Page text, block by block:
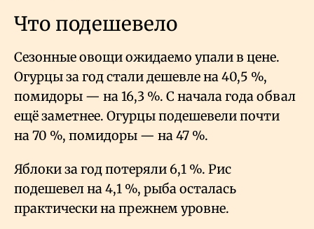
Что подешевело
Сезонные овощи ожидаемо упали в цене.
Огурцы за год стали дешевле на 40,5 %,
помидоры — на 16,3 %. С начала года обвал
ещё заметнее. Огурцы подешевели почти
на 70 %, помидоры — на 47 %.
Яблоки за год потеряли 6,1 %. Рис
подешевел на 4,1 %, рыба осталась
практически на прежнем уровне.